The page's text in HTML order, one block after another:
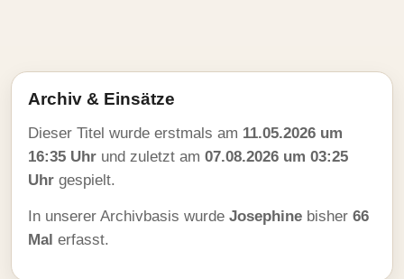
Archiv & Einsätze
Dieser Titel wurde erstmals am 11.05.2026 um
16:35 Uhr und zuletzt am 07.08.2026 um 03:25
Uhr gespielt.
In unserer Archivbasis wurde Josephine bisher 66
Mal erfasst.